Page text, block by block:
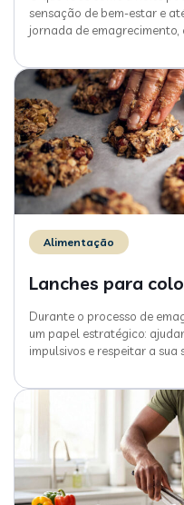
sensação de bem-estar e
jornada de emagrecimento,
Alimentação
Lanches para
Durante o processo de
um papel estratégico:
impulsivos e respeitar a sua